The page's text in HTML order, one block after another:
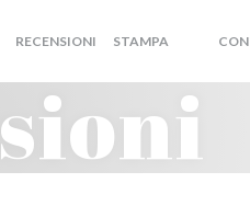
RECENSIONI STAMPA
((APRE